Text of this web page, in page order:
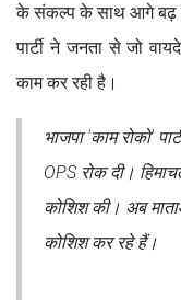
के संकल्प के साथ आगे बढ़
पार्टी ने जनता से जो
काम कर रही है।
भाजपा 'काम रोको'
OPS रोक दी।
कोशिश की। अब
कोशिश कर रहे हैं।